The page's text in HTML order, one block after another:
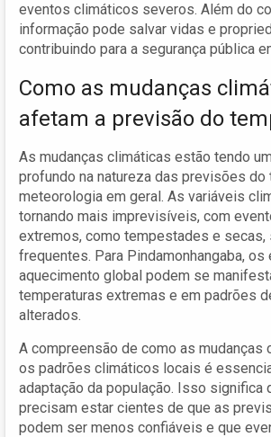
eventos climáticos severos. Além do
informação pode salvar vidas e
contribuindo para a segurança pública
Como as mudanças
afetam a previsão do
As mudanças climáticas estão tendo
profundo na natureza das previsões do
meteorologia em geral. As variáveis
tornando mais imprevisíveis, com
extremos, como tempestades e secas,
frequentes. Para Pindamonhangaba,
aquecimento global podem se
temperaturas extremas e em padrões
alterados.
A compreensão de como as mudanças
os padrões climáticos locais é
adaptação da população. Isso significa
precisam estar cientes de que as
podem ser menos confiáveis e que